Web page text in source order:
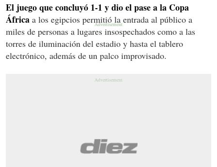
El juego que concluyó 1-1 y dio el pase a la Copa
África a los egipcios permitió la entrada al público a
miles de personas a lugares insospechados como a las
torres de iluminación del estadio y hasta el tablero
electrónico, además de un palco improvisado.